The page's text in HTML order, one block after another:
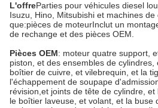
L'offreParties pour véhicules diesel
Isuzu, Hino, Mitsubishi et machines
que:pièces de moteurInclut un
de rechange et des pièces OEM.
Pièces OEM: moteur quatre support,
piston, et des ensembles de
boîtier de cuivre, et vilebrequin, et la
l'échappement de soupape
révision,et joints de tête de cylindre,
le boîtier laveuse, et volant, et la buse